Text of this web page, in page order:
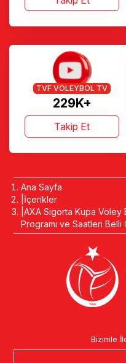
229K+
TVF VOLEYBOL TV
Takip Et
Ana Sayfa
İçerikler
AXA Sigorta Kupa Voley
Programı ve Saatleri Belli
Bizimle